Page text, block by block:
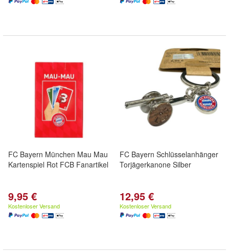
FC Bayern München Mau Mau
Kartenspiel Rot FCB Fanartikel
9,95 €
Kostenloser Versand
FC Bayern Schlüsselanhänger
Torjägerkanone Silber
12,95 €
Kostenloser Versand